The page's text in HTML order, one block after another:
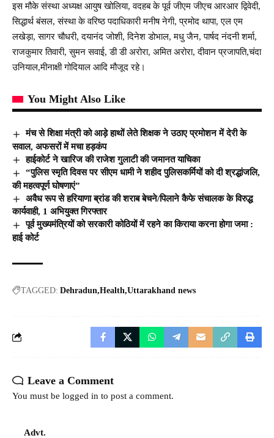
इस मौके संस्था अध्यक्ष आयुष खोलिया, वदहब के पूर्व जीएम जीएच आरआर द्विवेदी,
सिद्धार्थ बंसल, संस्था के वरिष्ठ पदाधिकारी मनीष नेगी, प्रमोद थापा, एल एम
लखेड़ा, सागर चौधरी, दयानंद जोशी, दिनेश डोभाल, मधु जैन, पार्षद नंदनी शर्मा,
राजकुमार तिवारी, सुमन सवाई, डी डी अरोरा, अमित अरोरा, दीवान प्रजापति,चंदा
उनियाल,मीनाक्षी गोदियाल आदि मौजूद रहे।
You Might Also Like
मंच से शिक्षा मंत्री को आड़े हाथों लेते शिक्षक ने उठाए प्रमोशन में देरी के
सवाल, अफसरों में मचा हड़कंप
हाईकोर्ट ने खारिज की राजेश गुलाटी की जमानत याचिका
“पुलिस स्मृति दिवस पर सीएम धामी ने शहीद पुलिसकर्मियों को दी श्रद्धांजलि,
की महत्वपूर्ण घोषणाएं”
अवैध रूप से हरियाणा ब्रांड की शराब बेचने/पिलाने कैफे संचालक के विरुद्ध
कार्यवाही, 1 अभियुक्त गिरफ्तार
पूर्व मुख्यमंत्रियों को सरकारी कोठियों में रहने का किराया करना होगा जमा :
हाई कोर्ट
TAGGED: Dehradun Health Uttarakhand news
Leave a Comment
You must be logged in to post a comment.
Advt.